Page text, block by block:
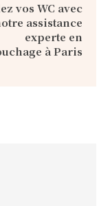
vos WC avec
assistance
experte en
à Paris